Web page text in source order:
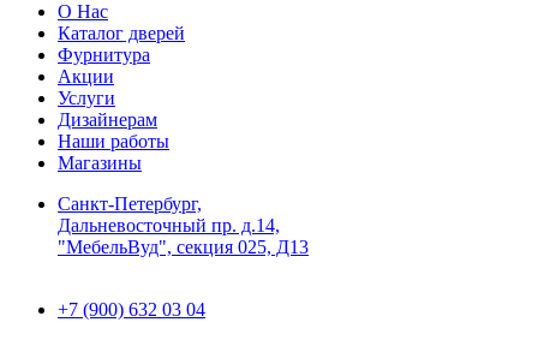
О Нас
Каталог дверей
Фурнитура
Акции
Услуги
Дизайнерам
Наши работы
Магазины
Санкт-Петербург,
Дальневосточный пр. д.14,
"МебельВуд", секция 025, Д13
+7 (900) 632 03 04